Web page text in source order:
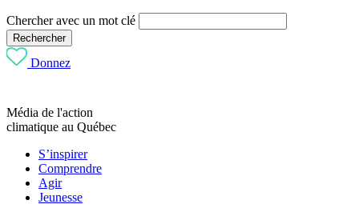
Chercher avec un mot clé
Rechercher
Donnez
Média de l'action
climatique au Québec
S’inspirer
Comprendre
Agir
Jeunesse